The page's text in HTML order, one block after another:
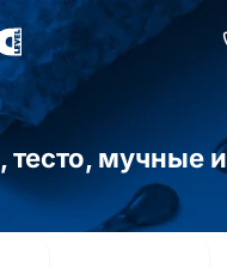
тесто, мучные